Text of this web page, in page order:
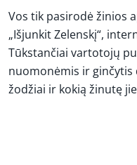
Vos tik pasirodė žinios
„Išjunkit Zelenskį“,
Tūkstančiai vartotojų
nuomonėmis ir ginčytis
žodžiai ir kokią žinutę